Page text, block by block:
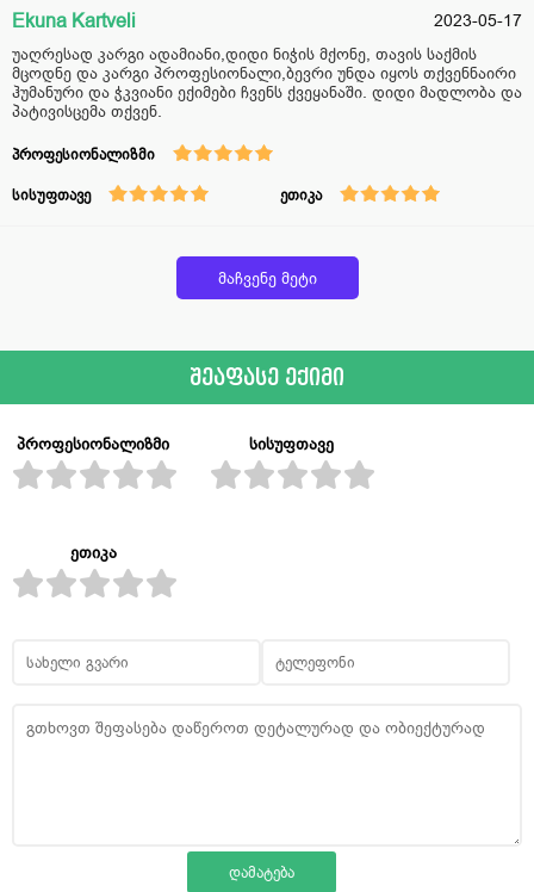
Ekuna Kartveli
2023-05-17
უაღრესად კარგი ადამიანი,დიდი ნიჭის მქონე, თავის საქმის
მცოდნე და კარგი პროფესიონალი,ბევრი უნდა იყოს თქვენნაირი
ჰუმანური და ჭკვიანი ექიმები ჩვენს ქვეყანაში. დიდი მადლობა და
პატივისცემა თქვენ.
პროფესიონალიზმი
სისუფთავე ეთიკა
მაჩვენე მეტი
შეაფასე ექიმი
პროფესიონალიზმი სისუფთავე
ეთიკა